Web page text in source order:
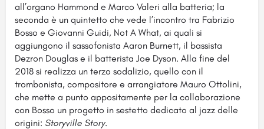
all’organo Hammond e Marco Valeri alla batteria; la
seconda è un quintetto che vede l’incontro tra Fabrizio
Bosso e Giovanni Guidi, Not A What, ai quali si
aggiungono il sassofonista Aaron Burnett, il bassista
Dezron Douglas e il batterista Joe Dyson. Alla fine del
2018 si realizza un terzo sodalizio, quello con il
trombonista, compositore e arrangiatore Mauro Ottolini,
che mette a punto appositamente per la collaborazione
con Bosso un progetto in sestetto dedicato al jazz delle
origini: Storyville Story.